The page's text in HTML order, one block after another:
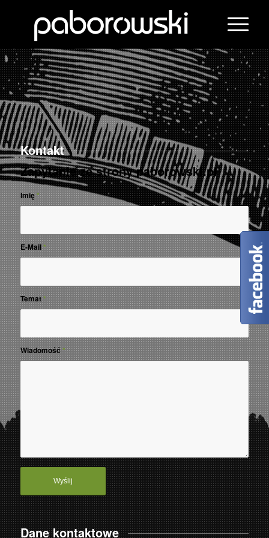
Kontakt
Zapytanie ze strony paborowski.pl
Imię*
E-Mail*
Temat*
Wiadomość*
Dane kontaktowe